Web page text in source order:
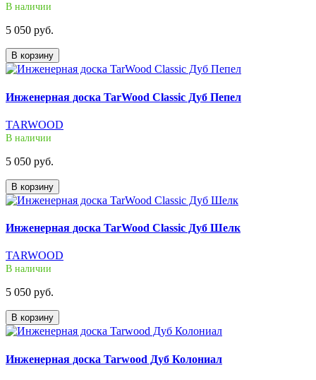
В наличии
5 050 руб.
В корзину
Инженерная доска TarWood Classic Дуб Пепел
TARWOOD
В наличии
5 050 руб.
В корзину
Инженерная доска TarWood Classic Дуб Шелк
TARWOOD
В наличии
5 050 руб.
В корзину
Инженерная доска Tarwood Дуб Колониал